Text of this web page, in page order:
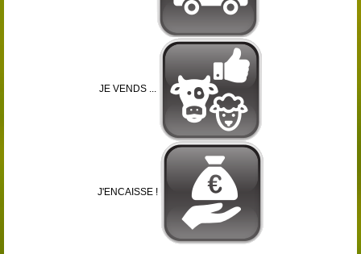
JE VENDS ...
J'ENCAISSE !